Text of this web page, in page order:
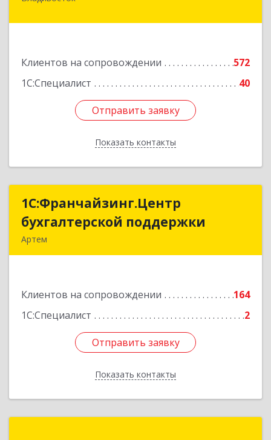
Клиентов на сопровождении
572
1С:Специалист
40
Отправить заявку
Показать контакты
Отправить заявку
Назад
1С:Франчайзинг.Центр
бухгалтерской поддержки
Артем
Клиентов на сопровождении
164
1С:Специалист
2
Отправить заявку
Показать контакты
1С:Франчайзинг.Центр
бухгалтерской поддержки
Подробнее
Отправить заявку
Назад